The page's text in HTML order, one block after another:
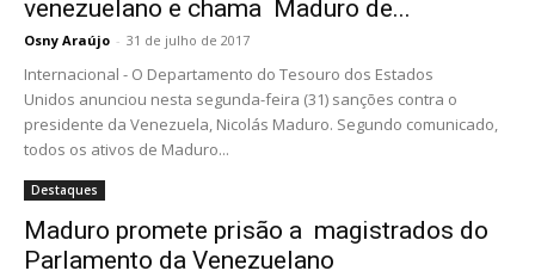
venezuelano e chama Maduro de...
Osny Araújo - 31 de julho de 2017
Internacional - O Departamento do Tesouro dos Estados
Unidos anunciou nesta segunda-feira (31) sanções contra o
presidente da Venezuela, Nicolás Maduro. Segundo comunicado,
todos os ativos de Maduro...
Destaques
Maduro promete prisão a magistrados do
Parlamento da Venezuelano